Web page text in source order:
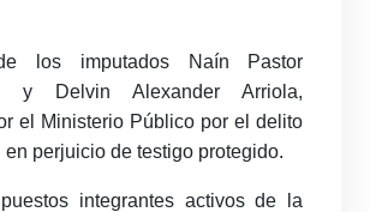
los imputados Naín Pastor
y Delvin Alexander Arriola,
el Ministerio Público por el delito
en perjuicio de testigo protegido.
integrantes activos de la